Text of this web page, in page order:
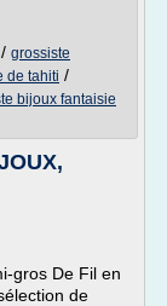
/ grossiste
de tahiti /
bijoux fantaisie
gros De Fil en
de